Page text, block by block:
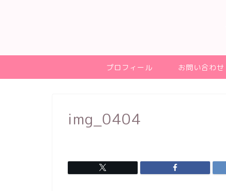
プロフィール お問い合わせ
img_0404